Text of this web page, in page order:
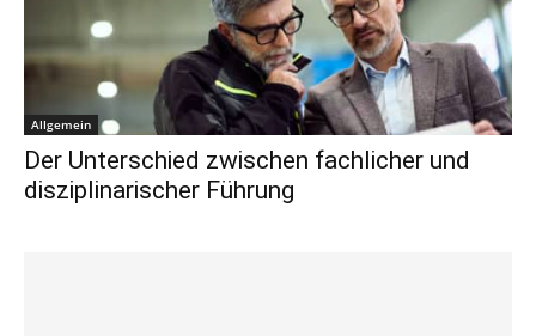
Allgemein
Der Unterschied zwischen fachlicher und
disziplinarischer Führung